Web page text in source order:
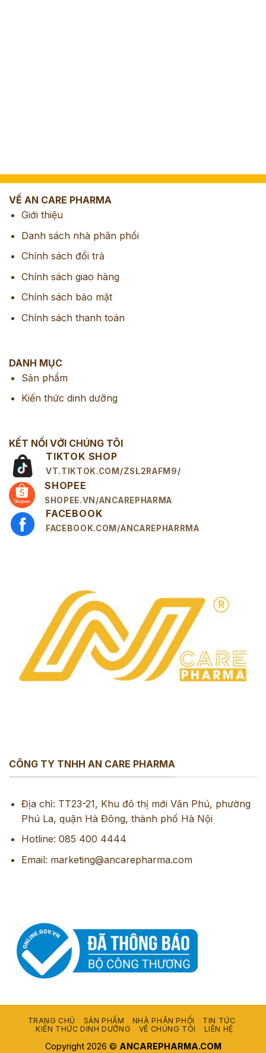
VỀ AN CARE PHARMA
Giới thiệu
Danh sách nhà phân phối
Chính sách đổi trả
Chính sách giao hàng
Chính sách bảo mật
Chính sách thanh toán
DANH MỤC
Sản phẩm
Kiến thức dinh dưỡng
KẾT NỐI VỚI CHÚNG TÔI
TIKTOK SHOP
VT.TIKTOK.COM/ZSL2RAFM9/
SHOPEE
SHOPEE.VN/ANCAREPHARMA
FACEBOOK
FACEBOOK.COM/ANCAREPHARRMA
CÔNG TY TNHH AN CARE PHARMA
Địa chỉ: TT23-21, Khu đô thị mới Văn Phú, phường
Phú La, quận Hà Đông, thành phố Hà Nội
Hotline: 085 400 4444
Email: marketing@ancarepharma.com
TRANG CHỦ SẢN PHẨM NHÀ PHÂN PHỐI
TIN TỨC
KIẾN THỨC DINH DƯỠNG
VỀ CHÚNG TÔI LIÊN HỆ
Copyright 2026 © ANCAREPHARMA.COM